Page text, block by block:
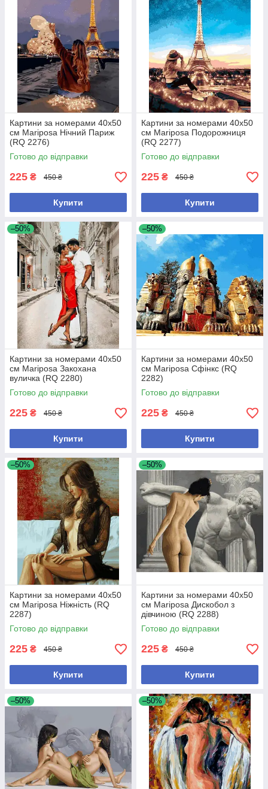
Картини за номерами 40х50
см Mariposa Нічний Париж
(RQ 2276)
Готово до відправки
225 ₴ 450 ₴
Купити
Картини за номерами 40х50
см Mariposa Подорожниця
(RQ 2277)
Готово до відправки
225 ₴ 450 ₴
Купити
–50%
Картини за номерами 40х50
см Mariposa Закохана
вуличка (RQ 2280)
Готово до відправки
225 ₴ 450 ₴
Купити
–50%
Картини за номерами 40х50
см Mariposa Сфінкс (RQ
2282)
Готово до відправки
225 ₴ 450 ₴
Купити
–50%
Картини за номерами 40х50
см Mariposa Ніжність (RQ
2287)
Готово до відправки
225 ₴ 450 ₴
Купити
–50%
Картини за номерами 40х50
см Mariposa Дискобол з
дівчиною (RQ 2288)
Готово до відправки
225 ₴ 450 ₴
Купити
–50% –50%